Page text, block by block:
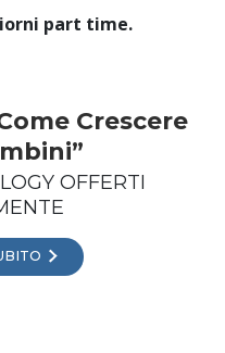
part time.
Crescere
OFFERTI